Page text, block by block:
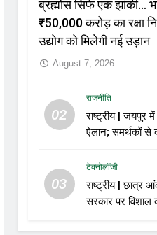
ब्रह्मोस सिर्फ एक झांकी…
₹50,000 करोड़ का रक्षा
उद्योग को मिलेगी नई उड़ान
August 7, 2026
02
राजनीति
राष्ट्रीय | जयपुर
ऐलान; समर्थकों से
03
टेक्नोलॉजी
राष्ट्रीय | छात्र
सरकार पर विशाल